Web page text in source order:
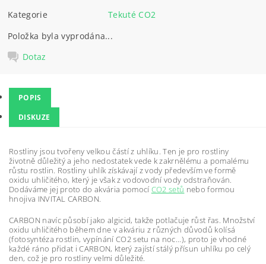
Kategorie
Tekuté CO2
Položka byla vyprodána...
Dotaz
POPIS
DISKUZE
Rostliny jsou tvořeny velkou částí z uhlíku. Ten je pro rostliny
životně důležitý a jeho nedostatek vede k zakrnělému a pomalému
růstu rostlin. Rostliny uhlík získávají z vody především ve formě
oxidu uhličitého, který je však z vodovodní vody odstraňován.
Dodáváme jej proto do akvária pomocí CO2 setů nebo formou
hnojiva INVITAL CARBON.
CARBON navíc působí jako algicid, takže potlačuje růst řas. Množství
oxidu uhličitého během dne v akváriu z různých důvodů kolísá
(fotosyntéza rostlin, vypínání CO2 setu na noc...), proto je vhodné
každé ráno přidat i CARBON, který zajístí stálý přísun uhlíku po celý
den, což je pro rostliny velmi důležité.